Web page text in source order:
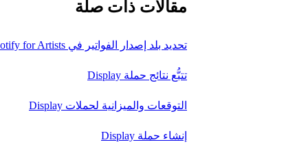
مقالات ذات صلة
تحديد بلد إصدار الفواتير في Spotify for Artists
تتبُّع نتائج حملة Display
التوقعات والميزانية لحملات Display
إنشاء حملة Display